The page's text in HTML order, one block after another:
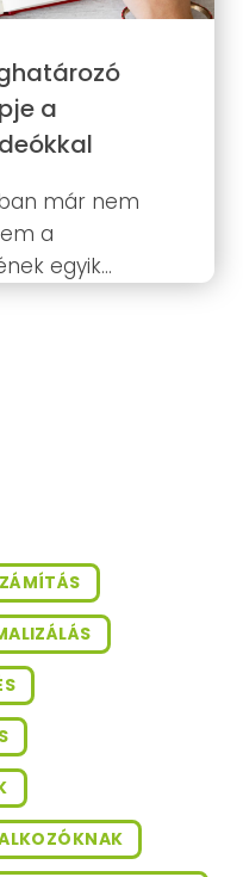
a
már nem
a
egyik
tér folyamatosan